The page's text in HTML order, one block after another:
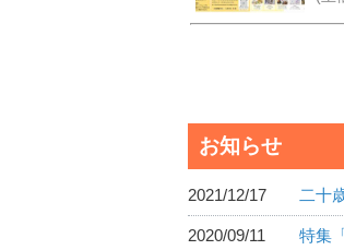
お知らせ
2021/12/17 二十
2020/09/11 特集